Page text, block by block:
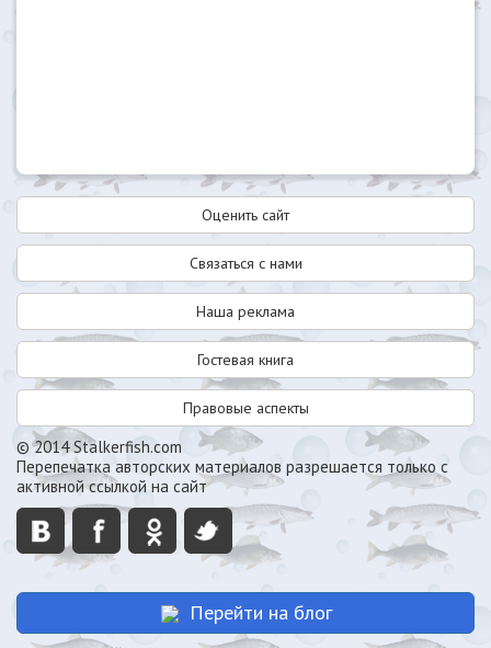
Оценить сайт
Связаться с нами
Наша реклама
Гостевая книга
Правовые аспекты
© 2014 Stalkerfish.com
Перепечатка авторских материалов разрешается только с
активной ссылкой на сайт
Перейти на блог